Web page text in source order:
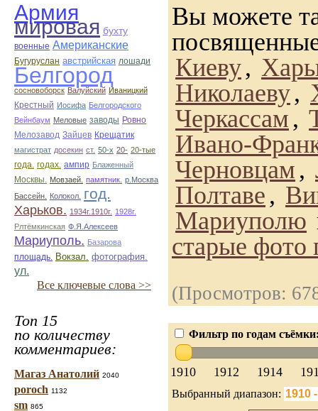
Армия
мировая бухту
военные Американские
Бугуруслан австрийская лошади
Белгород
сосновоборск Валуйский Иваницкий
Крестный Иосифа Белгородского
Вейнбаум Меловые заводы Ровно
Мелозавод Зайцев Крещатик
магистрат досекин ст. 50-х 20- 20-тые
года. годах. ампир Блаженный
Москвы. Мовзаей. памятник. р.Москва
Бассейн.
Колокол. год.
Харьков. 1934г.1910г. 1928г.
Рлтёмкинская Ф.Я.Алексеев
Мариуполь. Базарова
площадь. Вокзал. фотография.
ул.
Все ключевые слова >>
Топ 15
по количеству
комментариев:
Магаз Анатолий 2040
poroch 1132
sm 865
Вы можете
Киеву,
Николаеву,
Черкассам ,
Ивано-
Черновцам ,
Полтаве ,
Мариуполю
старые фото
(Просмотров:
Фильтр по годам
1910 1912 1914
Выбранный диапазон: